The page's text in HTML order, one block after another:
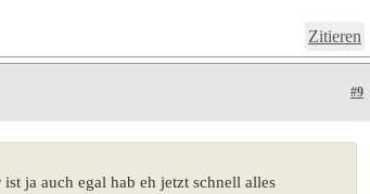
Zitieren
#9
ja auch egal hab eh jetzt schnell alles